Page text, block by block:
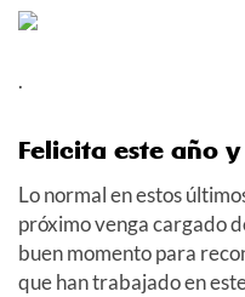
.
Felicita este año
Lo normal en estos
próximo venga cargado
buen momento para
que han trabajado en